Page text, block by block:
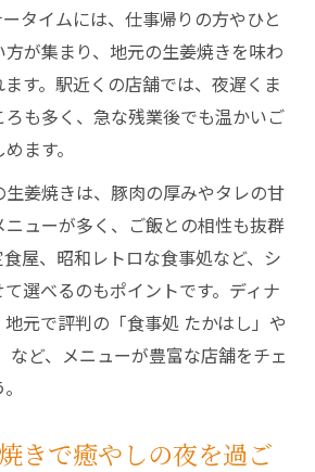
タイムには、仕事帰りの方やひと
が集まり、地元の生姜焼きを味わ
す。駅近くの店舗では、夜遅くま
も多く、急な残業後でも温かいご
ます。
生姜焼きは、豚肉の厚みやタレの甘
ューが多く、ご飯との相性も抜群
屋、昭和レトロな食事処など、シ
選べるのもポイントです。ディナ
元で評判の「食事処 たかはし」や
など、メニューが豊富な店舗をチェ
きで癒やしの夜を過ご